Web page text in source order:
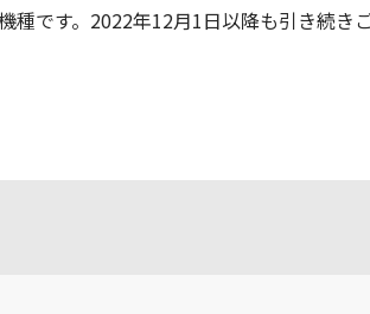
種です。2022年12月1日以降も引き続き